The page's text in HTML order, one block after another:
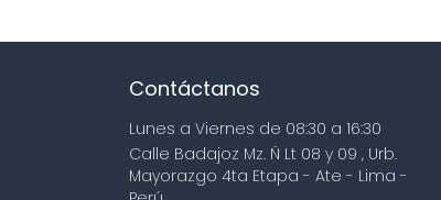
Contáctanos
Lunes a Viernes de 08:30 a 16:30
Calle Badajoz Mz. Ñ Lt 08 y 09 , Urb.
Mayorazgo 4ta Etapa - Ate - Lima -